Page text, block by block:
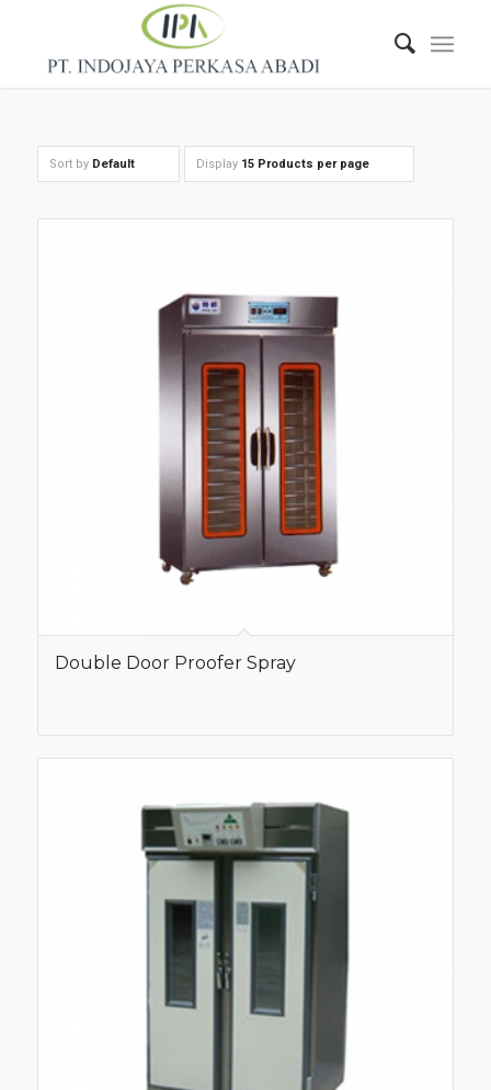
Sort by Default Display 15 Products per page
Double Door Proofer Spray